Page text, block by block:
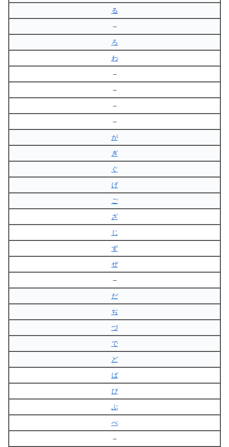
る
–
ろ
わ
–
–
–
–
が
ぎ
ぐ
げ
ご
ざ
じ
ず
ぜ
–
だ
ぢ
づ
で
ど
ば
び
ぶ
べ
–